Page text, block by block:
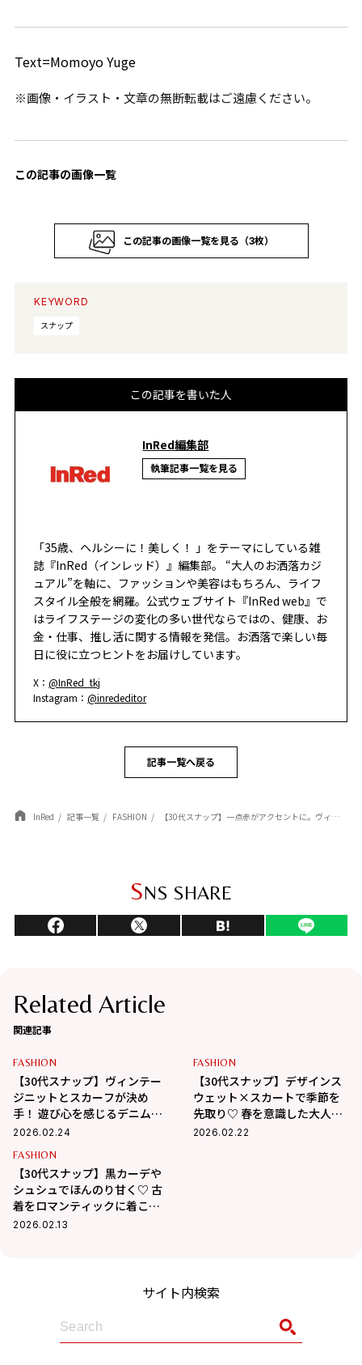
Text=Momoyo Yuge
※画像・イラスト・文章の無断転載はご遠慮ください。
この記事の画像一覧
この記事の画像一覧を見る（3枚）
KEYWORD
スナップ
この記事を書いた人
InRed編集部
執筆記事一覧を見る
「35歳、ヘルシーに！美しく！ 」をテーマにしている雑
誌『InRed（インレッド）』編集部。 “大人のお洒落カジ
ュアル”を軸に、ファッションや美容はもちろん、ライフ
スタイル全般を網羅。公式ウェブサイト『InRed web』で
はライフステージの変化の多い世代ならではの、健康、お
金・仕事、推し活に関する情報を発信。お洒落で楽しい毎
日に役に立つヒントをお届けしています。
X：@InRed_tkj
Instagram：@inrededitor
記事一覧へ戻る
InRed 記事一覧 FASHION 【30代スナップ】一点赤がアクセントに。ヴィンテージデニムでこなれる、大人のカジュアルスタイル
SNS SHARE
Related Article
関連記事
FASHION
【30代スナップ】ヴィンテー
ジニットとスカーフが決め
手！ 遊び心を感じるデニムコ
ーデ
2026.02.24
FASHION
【30代スナップ】デザインス
ウェット×スカートで季節を
先取り♡ 春を意識した大人の
カジュアルガーリー
2026.02.22
FASHION
【30代スナップ】黒カーデや
シュシュでほんのり甘く♡ 古
着をロマンティックに着こな
す方法
2026.02.13
サイト内検索